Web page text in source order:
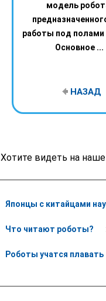
модель
работы под
Основное ...
НАЗАД
Хотите видеть на
Японцы с китайцами
Что читают роботы?
Роботы учатся плавать